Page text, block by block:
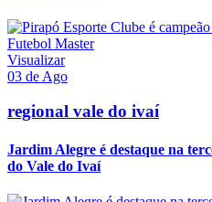
Visualizar
03 de Ago
regional vale do ivaí
Jardim Alegre é destaque na
do Vale do Ivaí